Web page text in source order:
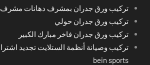
تركيب ورق جدران بمشرف دهانات مشرف
تركيب ورق جدران حولي
تركيب ورق جدران فاخر مبارك الكبير
تركيب وصيانة أنظمة الستلايت تجديد
bein sports